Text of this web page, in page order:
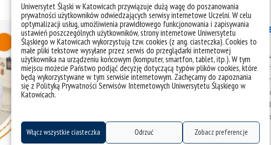
Uniwersytet Śląski w Katowicach przywiązuje dużą wagę do poszanowania
prywatności użytkowników odwiedzających serwisy internetowe Uczelni. W celu
optymalizacji usług, umożliwienia prawidłowego funkcjonowania i zapisywania
ustawień poszczególnych użytkowników, strony internetowe Uniwersytetu
Śląskiego w Katowicach wykorzystują tzw. cookies (z ang. ciasteczka). Cookies to
małe pliki tekstowe wysyłane przez serwis do przeglądarki internetowej
użytkownika na urządzeniu końcowym (komputer, smartfon, tablet, itp.). W tym
miejscu możecie Państwo podjąć decyzję dotyczącą typów plików cookies, które
będą wykorzystywane w tym serwisie internetowym. Zachęcamy do zapoznania
się z Polityką Prywatności Serwisów Internetowych Uniwersytetu Śląskiego w
Katowicach.
Włącz wszystkie ciasteczka Odrzuć Zobacz preferencje
Międzynarodowy Dzień Fizyki
7 listopada MIĘDZYNARODOWY DZIEŃ
Międzynarodowy Dzień Fizyki Medycznej.
które powstawały z okazji różnych
materiałów są studenci, doktoranci i
Technicznych UŚ. Fot. Małgorzata
Uczelni, Instytut Inżynierii Biomedycznej
kategorie:
wiadomości